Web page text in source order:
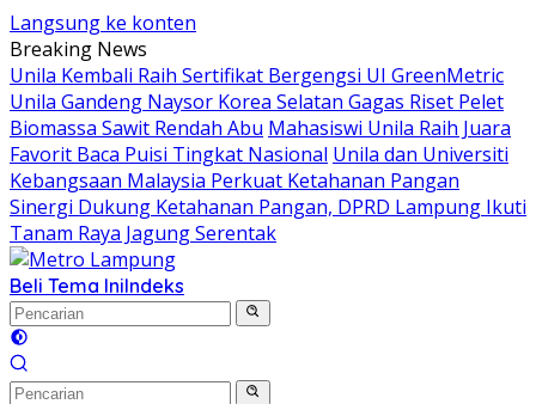
Langsung ke konten
Breaking News
Unila Kembali Raih Sertifikat Bergengsi UI GreenMetric
Unila Gandeng Naysor Korea Selatan Gagas Riset Pelet
Biomassa Sawit Rendah Abu Mahasiswi Unila Raih Juara
Favorit Baca Puisi Tingkat Nasional Unila dan Universiti
Kebangsaan Malaysia Perkuat Ketahanan Pangan
Sinergi Dukung Ketahanan Pangan, DPRD Lampung Ikuti
Tanam Raya Jagung Serentak
Beli Tema IniIndeks